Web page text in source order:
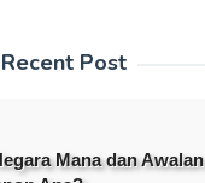
Recent Post
Mana dan Awalan